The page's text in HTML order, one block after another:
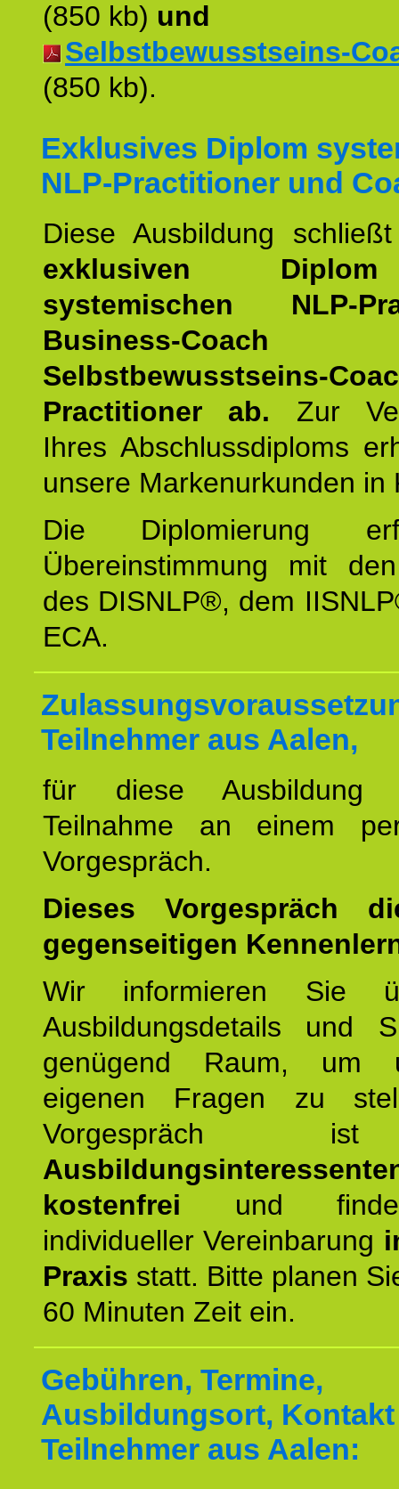
(850 kb) und
Selbstbewusstseins-
(850 kb).
Exklusives Diplom
NLP-Practitioner und
Diese Ausbildung
exklusiven
systemischen NLP-
Business-Coach
Selbstbewusstseins-
Practitioner ab. Zur
Ihres Abschlussdiploms
unsere Markenurkunden in
Die Diplomierung
Übereinstimmung mit
des DISNLP®, dem
ECA.
Teilnehmer aus Aalen,
für diese
Teilnahme an einem
Vorgespräch.
Dieses Vorgespräch
gegenseitigen
Wir informieren Sie
Ausbildungsdetails und
genügend Raum, um
eigenen Fragen zu
kostenfrei und
individueller Vereinbarung
Praxis statt. Bitte planen
60 Minuten Zeit ein.
Gebühren, Termine,
Ausbildungsort,
Teilnehmer aus Aalen: